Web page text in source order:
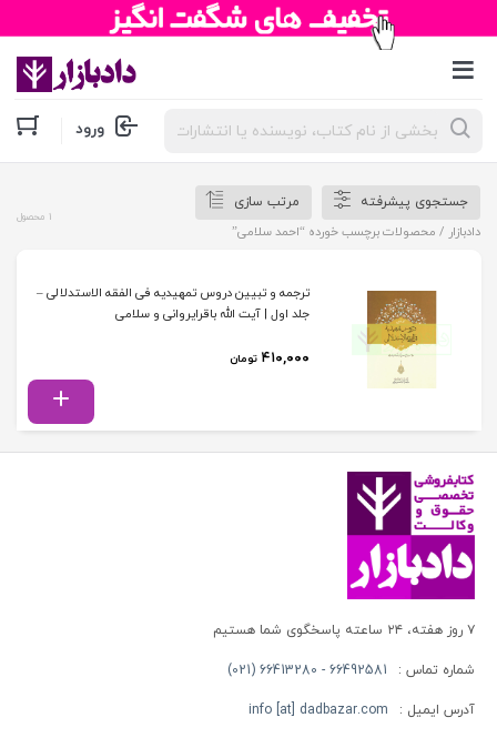
جستجوی
محصولات ورود
جستجوی پیشرفته
مرتب سازی
دادبازار / محصولات برچسب خورده “احمد سلامی”
1 محصول
ترجمه و تبیین دروس تمهیدیه فی الفقه الاستدلالی –
جلد اول | آیت الله باقرایروانی و سلامی
۴۱۰,۰۰۰ تومان
۷ روز هفته، ۲۴ ساعته پاسخگوی شما هستیم
شماره تماس : 66492581 - 66413280 (021)
آدرس ایمیل : info [at] dadbazar.com